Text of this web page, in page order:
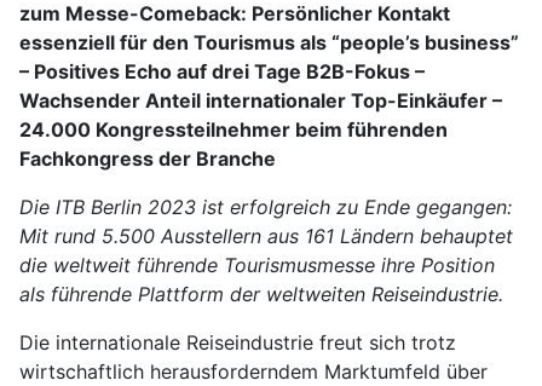
zum Messe-Comeback: Persönlicher Kontakt
essenziell für den Tourismus als “people’s business”
– Positives Echo auf drei Tage B2B-Fokus –
Wachsender Anteil internationaler Top-Einkäufer –
24.000 Kongressteilnehmer beim führenden
Fachkongress der Branche
Die ITB Berlin 2023 ist erfolgreich zu Ende gegangen:
Mit rund 5.500 Ausstellern aus 161 Ländern behauptet
die weltweit führende Tourismusmesse ihre Position
als führende Plattform der weltweiten Reiseindustrie.
Die internationale Reiseindustrie freut sich trotz
wirtschaftlich herausforderndem Marktumfeld über